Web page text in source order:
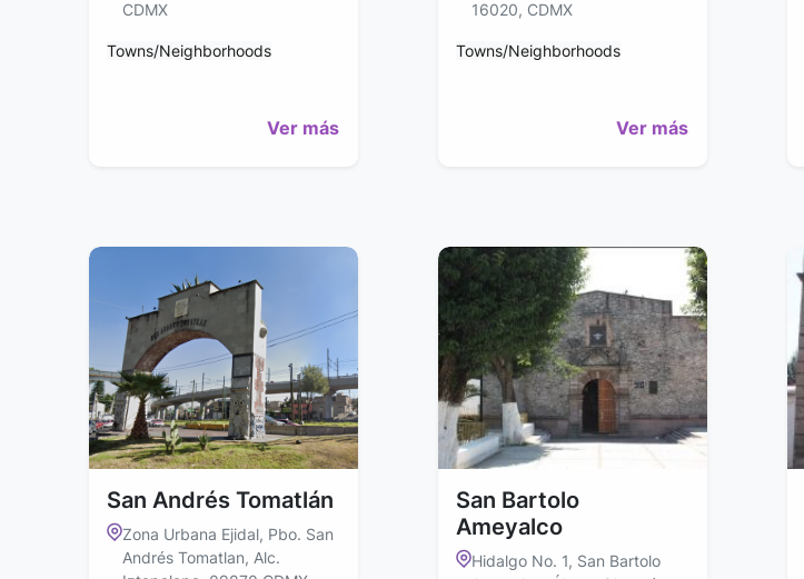
CDMX
Towns/Neighborhoods
Ver más
16020, CDMX
Towns/Neighborhoods
Ver más
San Andrés Tomatlán
Zona Urbana Ejidal, Pbo. San
Andrés Tomatlan, Alc.
San Bartolo
Ameyalco
Hidalgo No. 1, San Bartolo